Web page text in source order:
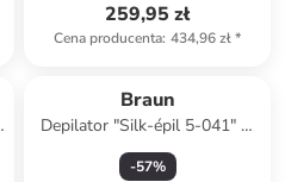
259,95 zł
Cena producenta: 434,96 zł*
Braun
Depilator "Silk-épil 5-041" w
kolorze białym
-57%